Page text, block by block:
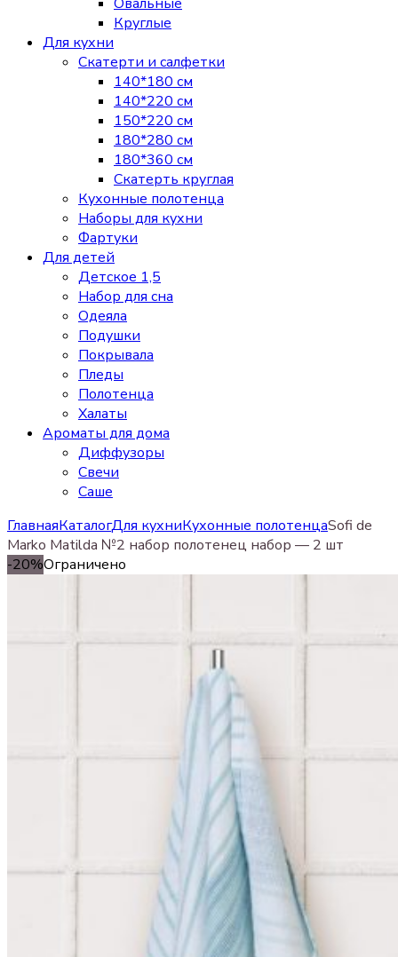
Круглые
Для кухни
Скатерти и салфетки
140*180 см
140*220 см
150*220 см
180*280 см
180*360 см
Скатерть круглая
Кухонные полотенца
Наборы для кухни
Фартуки
Для детей
Детское 1,5
Набор для сна
Одеяла
Подушки
Покрывала
Пледы
Полотенца
Халаты
Ароматы для дома
Диффузоры
Свечи
Cаше
ГлавнаяКаталогДля кухниКухонные полотенцаSofi de
Marko Matilda №2 набор полотенец набор — 2 шт
-20%Ограничено